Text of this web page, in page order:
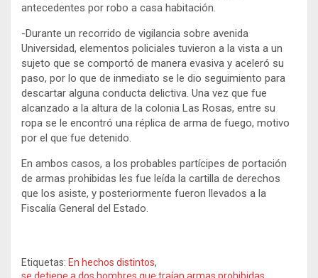
antecedentes por robo a casa habitación.
-Durante un recorrido de vigilancia sobre avenida
Universidad, elementos policiales tuvieron a la vista a un
sujeto que se comportó de manera evasiva y aceleró su
paso, por lo que de inmediato se le dio seguimiento para
descartar alguna conducta delictiva. Una vez que fue
alcanzado a la altura de la colonia Las Rosas, entre su
ropa se le encontró una réplica de arma de fuego, motivo
por el que fue detenido.
En ambos casos, a los probables partícipes de portación
de armas prohibidas les fue leída la cartilla de derechos
que los asiste, y posteriormente fueron llevados a la
Fiscalía General del Estado.
Etiquetas: En hechos distintos,